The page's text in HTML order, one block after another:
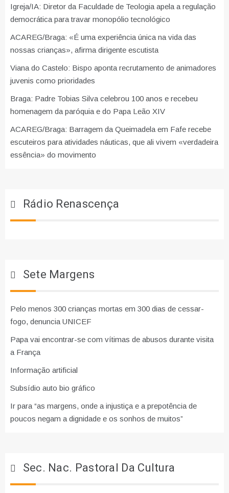
Igreja/IA: Diretor da Faculdade de Teologia apela a regulação
democrática para travar monopólio tecnológico
ACAREG/Braga: «É uma experiência única na vida das
nossas crianças», afirma dirigente escutista
Viana do Castelo: Bispo aponta recrutamento de animadores
juvenis como prioridades
Braga: Padre Tobias Silva celebrou 100 anos e recebeu
homenagem da paróquia e do Papa Leão XIV
ACAREG/Braga: Barragem da Queimadela em Fafe recebe
escuteiros para atividades náuticas, que ali vivem «verdadeira
essência» do movimento
Rádio Renascença
Sete Margens
Pelo menos 300 crianças mortas em 300 dias de cessar-
fogo, denuncia UNICEF
Papa vai encontrar-se com vítimas de abusos durante visita
a França
Informação artificial
Subsídio auto bio gráfico
Ir para “as margens, onde a injustiça e a prepotência de
poucos negam a dignidade e os sonhos de muitos”
Sec. Nac. Pastoral Da Cultura